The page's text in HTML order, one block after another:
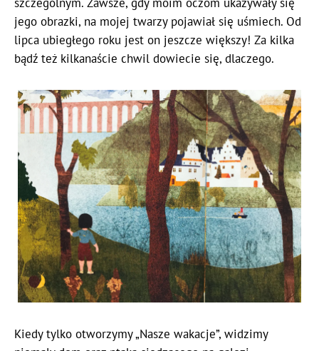
jego obrazki, na mojej twarzy pojawiał się uśmiech. Od
lipca ubiegłego roku jest on jeszcze większy! Za kilka
bądź też kilkanaście chwil dowiecie się, dlaczego.
Kiedy tylko otworzymy „Nasze wakacje”, widzimy